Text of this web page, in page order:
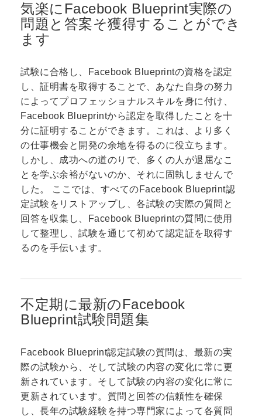
気楽にFacebook Blueprint実際の
問題と答案そ獲得することができ
ます
試験に合格し、Facebook Blueprintの資格を認定
し、証明書を取得することで、あなた自身の努力
によってプロフェッショナルスキルを身に付け、
Facebook Blueprintから認定を取得したことを十
分に証明することができます。これは、より多く
の仕事機会と開発の余地を得るのに役立ちます。
しかし、成功への道のりで、多くの人が退屈なこ
とを学ぶ余裕がないのか、それに固執しませんで
した。 ここでは、すべてのFacebook Blueprint認
定試験をリストアップし、各試験の実際の質問と
回答を収集し、Facebook Blueprintの質問に使用
して整理し、試験を通じて初めて認定証を取得す
るのを手伝います。
不定期に最新のFacebook
Blueprint試験問題集
Facebook Blueprint認定試験の質問は、最新の実
際の試験から、そして試験の内容の変化に常に更
新されています。そして試験の内容の変化に常に
更新されています。質問と回答の信頼性を確保
し、長年の試験経験を持つ専門家によって各質問